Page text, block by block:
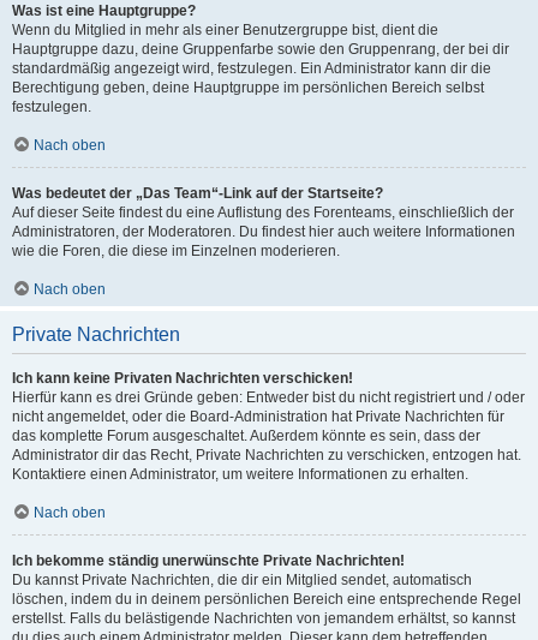
Was ist eine Hauptgruppe?
Wenn du Mitglied in mehr als einer Benutzergruppe bist, dient die
Hauptgruppe dazu, deine Gruppenfarbe sowie den Gruppenrang, der bei dir
standardmäßig angezeigt wird, festzulegen. Ein Administrator kann dir die
Berechtigung geben, deine Hauptgruppe im persönlichen Bereich selbst
festzulegen.
Nach oben
Was bedeutet der „Das Team“-Link auf der Startseite?
Auf dieser Seite findest du eine Auflistung des Forenteams, einschließlich der
Administratoren, der Moderatoren. Du findest hier auch weitere Informationen
wie die Foren, die diese im Einzelnen moderieren.
Nach oben
Private Nachrichten
Ich kann keine Privaten Nachrichten verschicken!
Hierfür kann es drei Gründe geben: Entweder bist du nicht registriert und / oder
nicht angemeldet, oder die Board-Administration hat Private Nachrichten für
das komplette Forum ausgeschaltet. Außerdem könnte es sein, dass der
Administrator dir das Recht, Private Nachrichten zu verschicken, entzogen hat.
Kontaktiere einen Administrator, um weitere Informationen zu erhalten.
Nach oben
Ich bekomme ständig unerwünschte Private Nachrichten!
Du kannst Private Nachrichten, die dir ein Mitglied sendet, automatisch
löschen, indem du in deinem persönlichen Bereich eine entsprechende Regel
erstellst. Falls du belästigende Nachrichten von jemandem erhältst, so kannst